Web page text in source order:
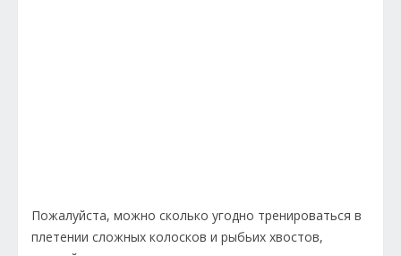
Пожалуйста, можно сколько угодно тренироваться в
плетении сложных колосков и рыбьих хвостов,